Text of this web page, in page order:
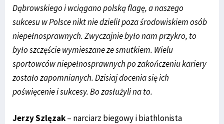
Dąbrowskiego i wciągano polską flagę, a naszego
sukcesu w Polsce nikt nie dzielił poza środowiskiem osób
niepełnosprawnych. Zwyczajnie było nam przykro, to
było szczęście wymieszane ze smutkiem. Wielu
sportowców niepełnosprawnych po zakończeniu kariery
zostało zapomnianych. Dzisiaj docenia się ich
poświęcenie i sukcesy. Bo zasłużyli na to.
Jerzy Szlęzak– narciarz biegowy i biathlonista